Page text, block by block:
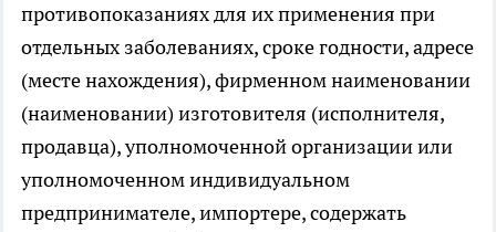
противопоказаниях для их применения при
отдельных заболеваниях, сроке годности, адресе
(месте нахождения), фирменном наименовании
(наименовании) изготовителя (исполнителя,
продавца), уполномоченной организации или
уполномоченном индивидуальном
предпринимателе, импортере, содержать